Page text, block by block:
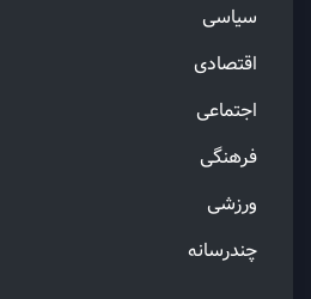
سیاسی
اقتصادی
اجتماعی
فرهنگی
ورزشی
چندرسانه